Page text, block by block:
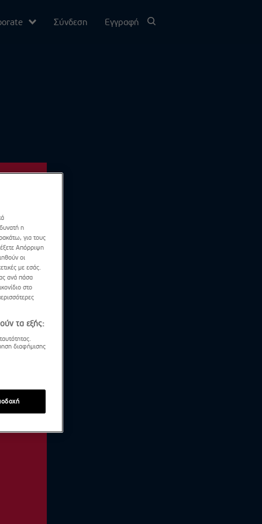
Σύνδεση Εγγραφή
η
για τους
Απόρριψη
οι
με εσάς.
ανά πάσα
στο
τα εξής:
διαφήμισης